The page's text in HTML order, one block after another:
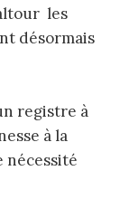
les
désormais
registre à
à la
nécessité